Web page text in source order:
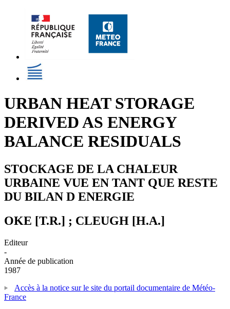
URBAN HEAT STORAGE
DERIVED AS ENERGY
BALANCE RESIDUALS
STOCKAGE DE LA CHALEUR
URBAINE VUE EN TANT QUE RESTE
DU BILAN D ENERGIE
OKE [T.R.] ; CLEUGH [H.A.]
Editeur
-
Année de publication
1987
Accès à la notice sur le site du portail documentaire de Météo-
France